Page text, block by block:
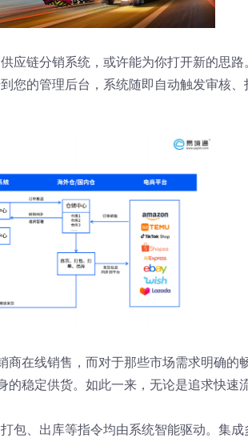
应链分销系统，或许能为你打开新的思
您的管理后台，系统随即自动触发审核
商在线销售，而对于那些市场需求明确的
的稳定供货。如此一来，无论是追求快速
包、出库等指令均由系统智能驱动。集